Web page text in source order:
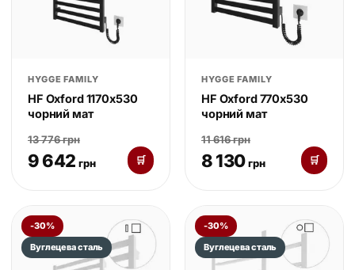
HYGGE FAMILY
HF Oxford 1170х530
чорний мат
13 776 грн
9 642 грн 🛒
HYGGE FAMILY
HF Oxford 770х530
чорний мат
11 616 грн
8 130 грн 🛒
-30%
Вуглецева сталь
-30%
Вуглецева сталь